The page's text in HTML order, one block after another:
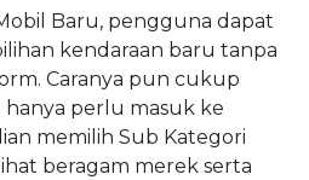
Baru, pengguna dapat
kendaraan baru tanpa
Caranya pun cukup
perlu masuk ke
memilih Sub Kategori
beragam merek serta